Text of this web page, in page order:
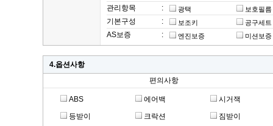
관리항목 : 광택 보호필름
기본구성 : 보조키 공구세트
AS보증 : 엔진보증 미션보증
4.옵션사항
편의사항
ABS 에어백
시거잭
등받이
크락션
짐받이